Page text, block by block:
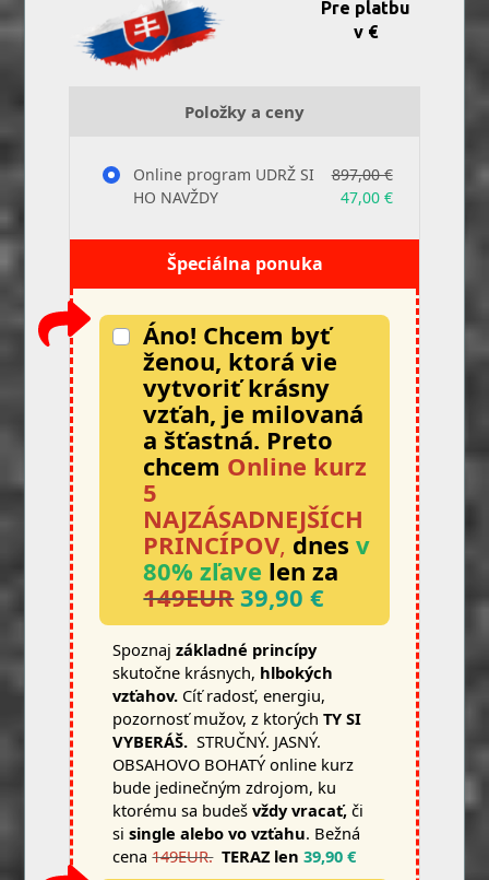
Pre platbu
v €
Položky a ceny
Online program UDRŽ SI
HO NAVŽDY
897,00 €
47,00 €
Špeciálna ponuka
Áno! Chcem byť
ženou, ktorá vie
vytvoriť krásny
vzťah, je milovaná
a šťastná. Preto
chcem Online kurz
5
NAJZÁSADNEJŠÍCH
PRINCÍPOV, dnesv
80% zľave len za
149EUR 39,90 €
Spoznajzákladné princípy
skutočne krásnych, hlbokých
vzťahov. Cíť radosť, energiu,
pozornosť mužov, z ktorýchTY SI
VYBERÁŠ.STRUČNÝ. JASNÝ.
OBSAHOVO BOHATÝ online kurz
bude jedinečným zdrojom, ku
ktorému sa budeš vždy vracať, či
si single alebo vo vzťahu. Bežná
cena 149EUR. TERAZ len 39,90 €